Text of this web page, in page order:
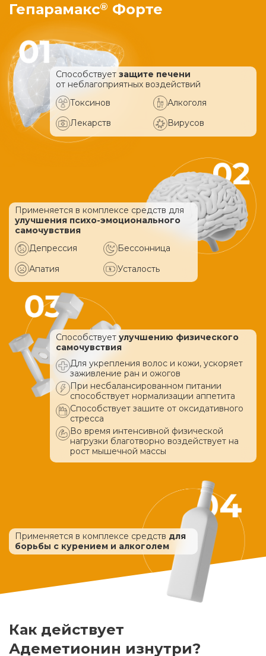
Гепарамакс® Форте
Способствует защите печени
от неблагоприятных воздействий
Токсинов
Алкоголя
Лекарств
Вирусов
Применяется в комплексе средств для
улучшения психо-эмоционального
самочувствия
Депрессия
Бессонница
Апатия
Усталость
Способствует улучшению физического
самочувствия
Для укрепления волос и кожи, ускоряет
заживление ран и ожогов
При несбалансированном питании
способствует нормализации аппетита
Способствует зашите от оксидативного
стресса
Во время интенсивной физической
нагрузки благотворно воздействует на
рост мышечной массы
Применяется в комплексе средств для
борьбы с курением и алкоголем
Как действует
Адеметионин изнутри?